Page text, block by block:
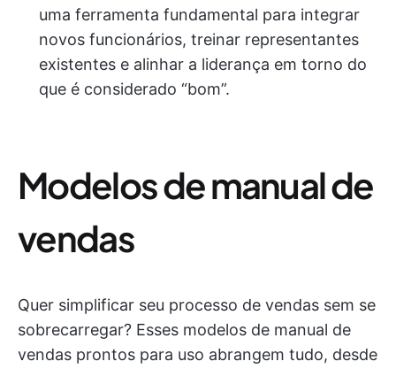
uma ferramenta fundamental para integrar
novos funcionários, treinar representantes
existentes e alinhar a liderança em torno do
que é considerado “bom”.
Modelos de manual de
vendas
Quer simplificar seu processo de vendas sem se
sobrecarregar? Esses modelos de manual de
vendas prontos para uso abrangem tudo, desde